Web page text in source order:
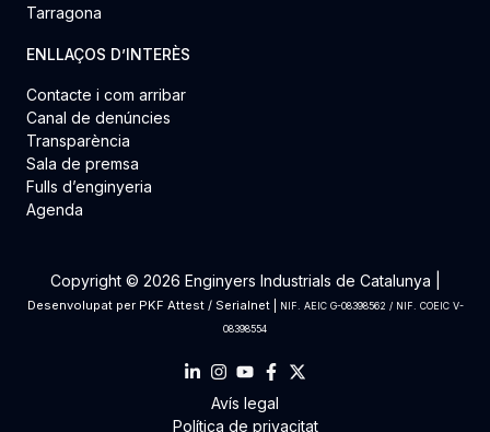
Tarragona
ENLLAÇOS D’INTERÈS
Contacte i com arribar
Canal de denúncies
Transparència
Sala de premsa
Fulls d’enginyeria
Agenda
Copyright © 2026 Enginyers Industrials de Catalunya |
Desenvolupat per PKF Attest/ Serialnet|
NIF. AEIC G-08398562 / NIF. COEIC V-
08398554
Avís legal
Política de privacitat